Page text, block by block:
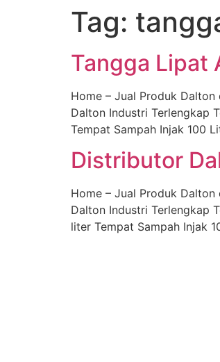
Tag:
Tangga Lipat
Home – Jual Produk Dalton
Dalton Industri Terlengkap
Tempat Sampah Injak 100
Distributor
Home – Jual Produk Dalton
Dalton Industri Terlengkap
liter Tempat Sampah Injak